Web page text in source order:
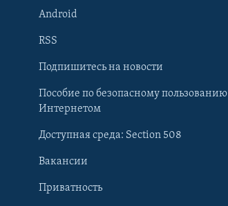
Learning English
Языки
Android
RSS
Подпишитесь на новости
Пособие по безопасному пользованию
Интернетом
Доступная среда: Section 508
Вакансии
Приватность